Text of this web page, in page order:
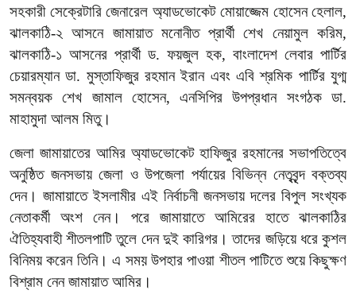
সহকারী সেক্রেটারি জেনারেল অ্যাডভোকেট মোয়াজ্জেম হোসেন হেলাল,
ঝালকাঠি-২ আসনে জামায়াত মনোনীত প্রার্থী শেখ নেয়ামুল করিম,
ঝালকাঠি-১ আসনের প্রার্থী ড. ফয়জুল হক, বাংলাদেশ লেবার পার্টির
চেয়ারম্যান ডা. মুস্তাফিজুর রহমান ইরান এবং এবি শ্রমিক পার্টির যুগ্ম
সমন্বয়ক শেখ জামাল হোসেন,এনসিপির উপপ্রধান সংগঠক ডা.
মাহামুদা আলম মিতু।
জেলা জামায়াতের আমির অ্যাডভোকেট হাফিজুর রহমানের সভাপতিত্বে
অনুষ্ঠিত জনসভায় জেলা ও উপজেলা পর্যায়ের বিভিন্ন নেতৃবৃন্দ বক্তব্য
দেন। জামায়াতে ইসলামীর এই নির্বাচনী জনসভায় দলের বিপুল সংখ্যক
নেতাকর্মী
অংশ নেন। পরে জামায়াতে আমিরের হাতে
ঝালকাঠির
ঐতিহ্যবাহী শীতলপাটি তুলে দেন দুই কারিগর। তাদের জড়িয়ে ধরে কুশল
বিনিময় করেন তিনি। এ সময় উপহার পাওয়া শীতল পাটিতে শুয়ে কিছুক্ষণ
বিশ্রাম নেন জামায়াত আমির।